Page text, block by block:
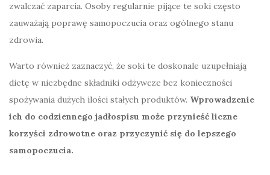
zwalczać zaparcia. Osoby regularnie pijące te soki często
zauważają poprawę samopoczucia oraz ogólnego stanu
zdrowia.
Warto również zaznaczyć, że soki te doskonale uzupełniają
dietę w niezbędne składniki odżywcze bez konieczności
spożywania dużych ilości stałych produktów. Wprowadzenie
ich do codziennego jadłospisu może przynieść liczne
korzyści zdrowotne oraz przyczynić się do lepszego
samopoczucia.